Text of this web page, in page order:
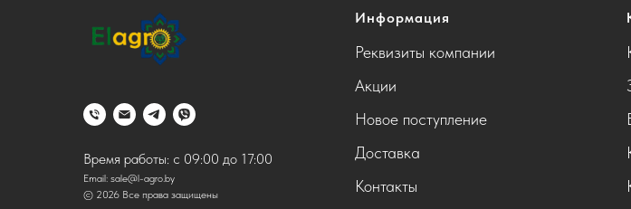
Время работы: с 09:00 до 17:00
Email: sale@l-agro.by
© 2026 Все права защищены
Информация
Реквизиты компании
Акции
Новое поступление
Доставка
Контакты